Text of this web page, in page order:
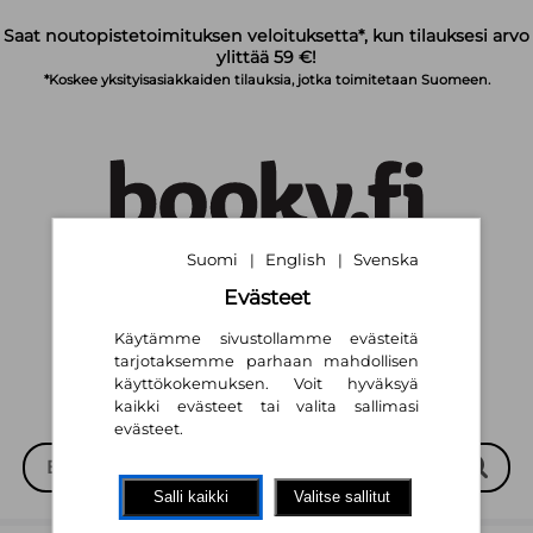
Saat noutopistetoimituksen veloituksetta*, kun tilauksesi arvo
ylittää 59 €!
*Koskee yksityisasiakkaiden tilauksia, jotka toimitetaan Suomeen.
English |
Suomi | English | Svenska
Evästeet
Käytämme sivustollamme evästeitä
tarjotaksemme parhaan mahdollisen
käyttökokemuksen. Voit hyväksyä
kaikki evästeet tai valita sallimasi
evästeet.
Salli kaikki Valitse sallitut